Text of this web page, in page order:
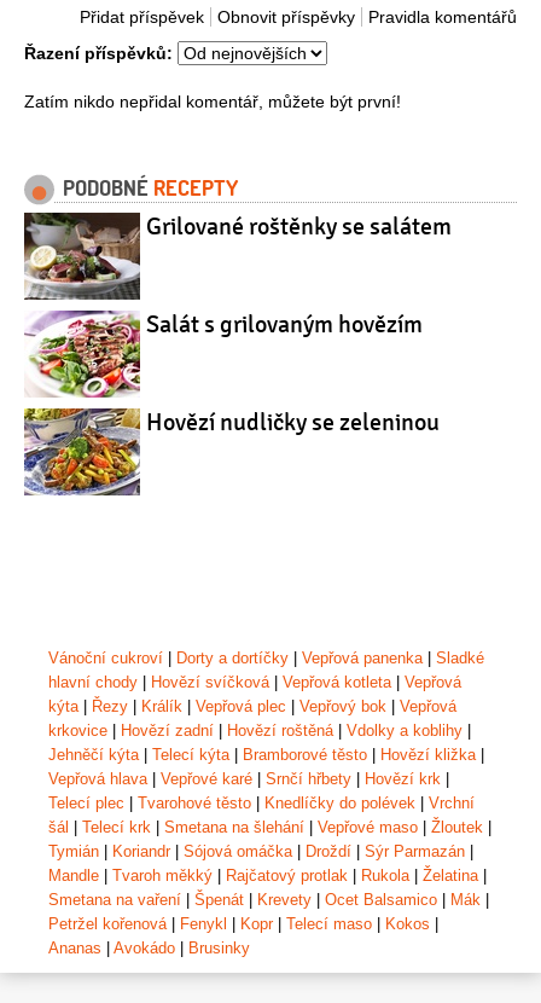
Pravidla komentářů
Obnovit příspěvky
Přidat příspěvek
Řazení příspěvků:
Zatím nikdo nepřidal komentář, můžete být první!
PODOBNÉ RECEPTY
Grilované roštěnky se salátem
Salát s grilovaným hovězím
Hovězí nudličky se zeleninou
Vánoční cukroví Dorty a dortíčky Vepřová panenka| Sladké
hlavní chody
Hovězí svíčková| Vepřová kotleta| Vepřová
kýta| Řezy Králík Vepřová plec Vepřový bok
Vepřová
krkovice
Hovězí zadní Hovězí roštěná| Vdolky a koblihy
Jehněčí kýta| Telecí kýta| Bramborové těsto Hovězí kližka|
Vepřová hlava| Vepřové karé Srnčí hřbety Hovězí krk
Telecí plec
Tvarohové těsto Knedlíčky do polévek
Vrchní
šál
Telecí krk Smetana na šlehání Vepřové maso Žloutek
Tymián
Koriandr| Sójová omáčka| Droždí Sýr Parmazán
Mandle
Tvaroh měkký Rajčatový protlak Rukola| Želatina|
Smetana na vaření
Špenát Krevety Ocet Balsamico Mák
Petržel kořenová| Fenykl Kopr| Telecí maso Kokos
Ananas
Avokádo Brusinky